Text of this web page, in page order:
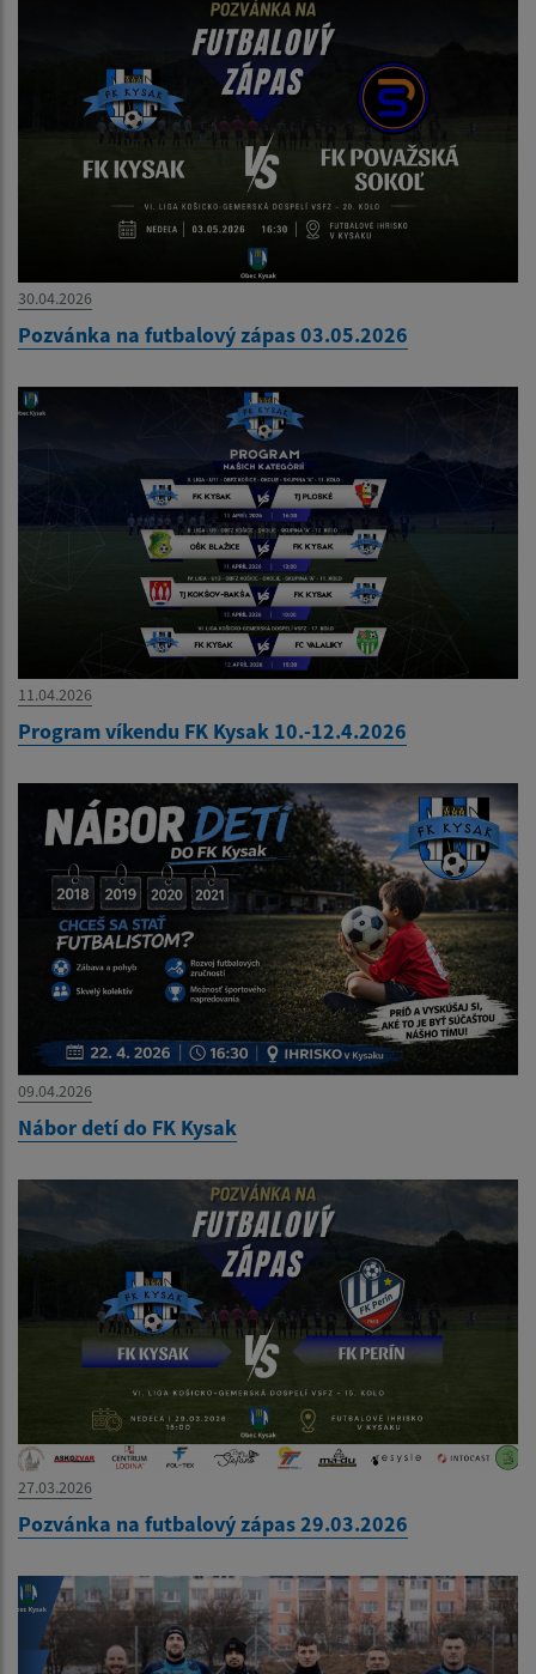
30.04.2026
Pozvánka na futbalový zápas 03.05.2026
11.04.2026
Program víkendu FK Kysak 10.-12.4.2026
09.04.2026
Nábor detí do FK Kysak
27.03.2026
Pozvánka na futbalový zápas 29.03.2026